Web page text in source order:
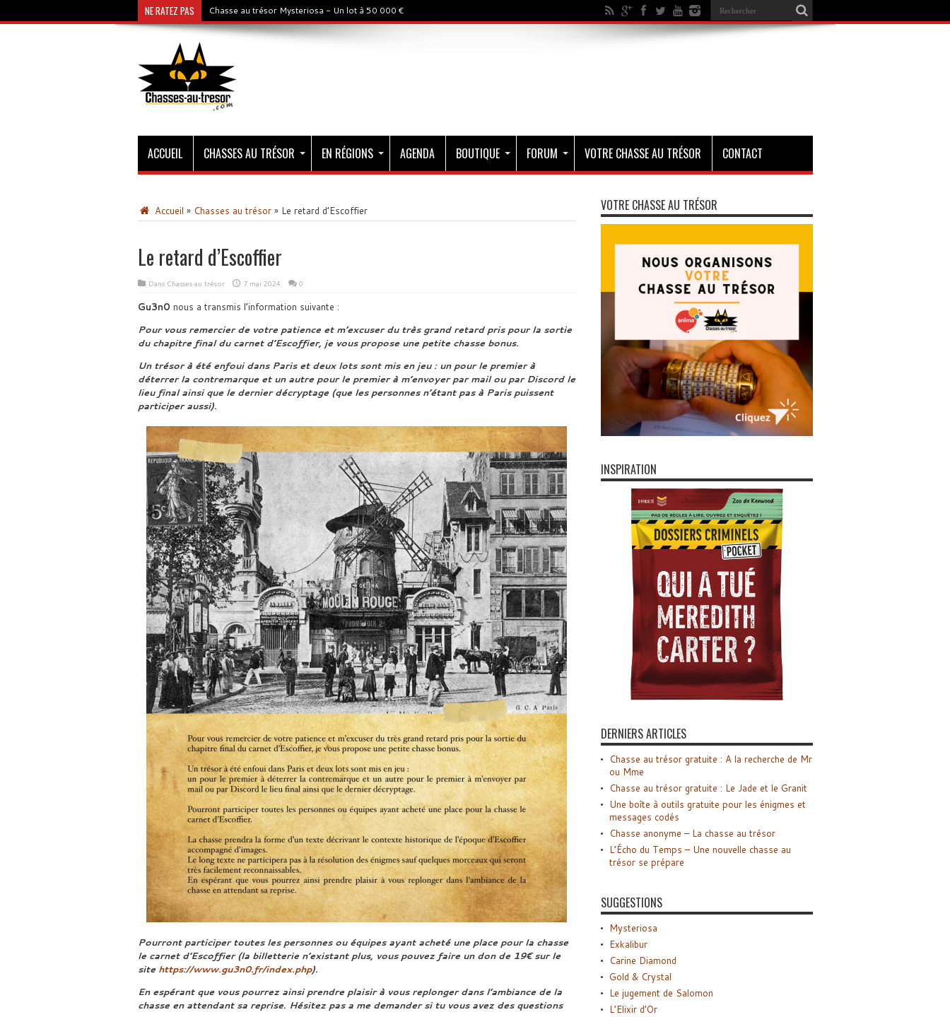
NE RATEZ PAS Chasse au trésor Mysteriosa - Un lot à 50 000 €
ACCUEIL CHASSES AU TRÉSOR EN RÉGIONS AGENDA BOUTIQUE FORUM VOTRE CHASSE AU TRÉSOR CONTACT
Accueil » Chasses au trésor » Le retard d’Escoffier
Le retard d’Escoffier
Dans Chasses au trésor 7 mai 2024 0
Gu3n0 nous a transmis l’information suivante :
Pour vous remercier de votre patience et m’excuser du très grand retard pris pour la sortie
du chapitre final du carnet d’Escoffier, je vous propose une petite chasse bonus.
Un trésor à été enfoui dans Paris et deux lots sont mis en jeu : un pour le premier à
déterrer la contremarque et un autre pour le premier à m’envoyer par mail ou par Discord le
lieu final ainsi que le dernier décryptage (que les personnes n’étant pas à Paris puissent
participer aussi).
Pourront participer toutes les personnes ou équipes ayant acheté une place pour la chasse
le carnet d’Escoffier (la billetterie n’existant plus, vous pouvez faire un don de 19€ sur le
site https://www.gu3n0.fr/index.php).
En espérant que vous pourrez ainsi prendre plaisir à vous replonger dans l’ambiance de la
chasse en attendant sa reprise. Hésitez pas a me demander si tu vous avez des questions
VOTRE CHASSE AU TRÉSOR
INSPIRATION
DERNIERS ARTICLES
Chasse au trésor gratuite : A la recherche de Mr
ou Mme
Chasse au trésor gratuite : Le Jade et le Granit
Une boîte à outils gratuite pour les énigmes et
messages codés
Chasse anonyme – La chasse au trésor
L’Écho du Temps – Une nouvelle chasse au
trésor se prépare
SUGGESTIONS
Mysteriosa
Exkalibur
Carine Diamond
Gold & Crystal
Le jugement de Salomon
L’Elixir d’Or